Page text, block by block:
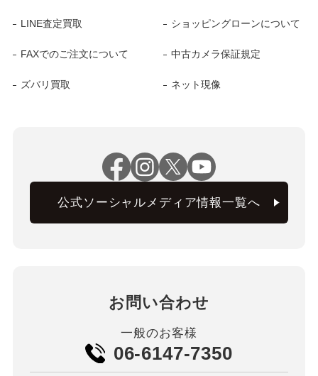
LINE査定買取 ショッピングローンについて
FAXでのご注文について 中古カメラ保証規定
ズバリ買取 ネット現像
公式ソーシャルメディア情報一覧へ
お問い合わせ
一般のお客様
06-6147-7350